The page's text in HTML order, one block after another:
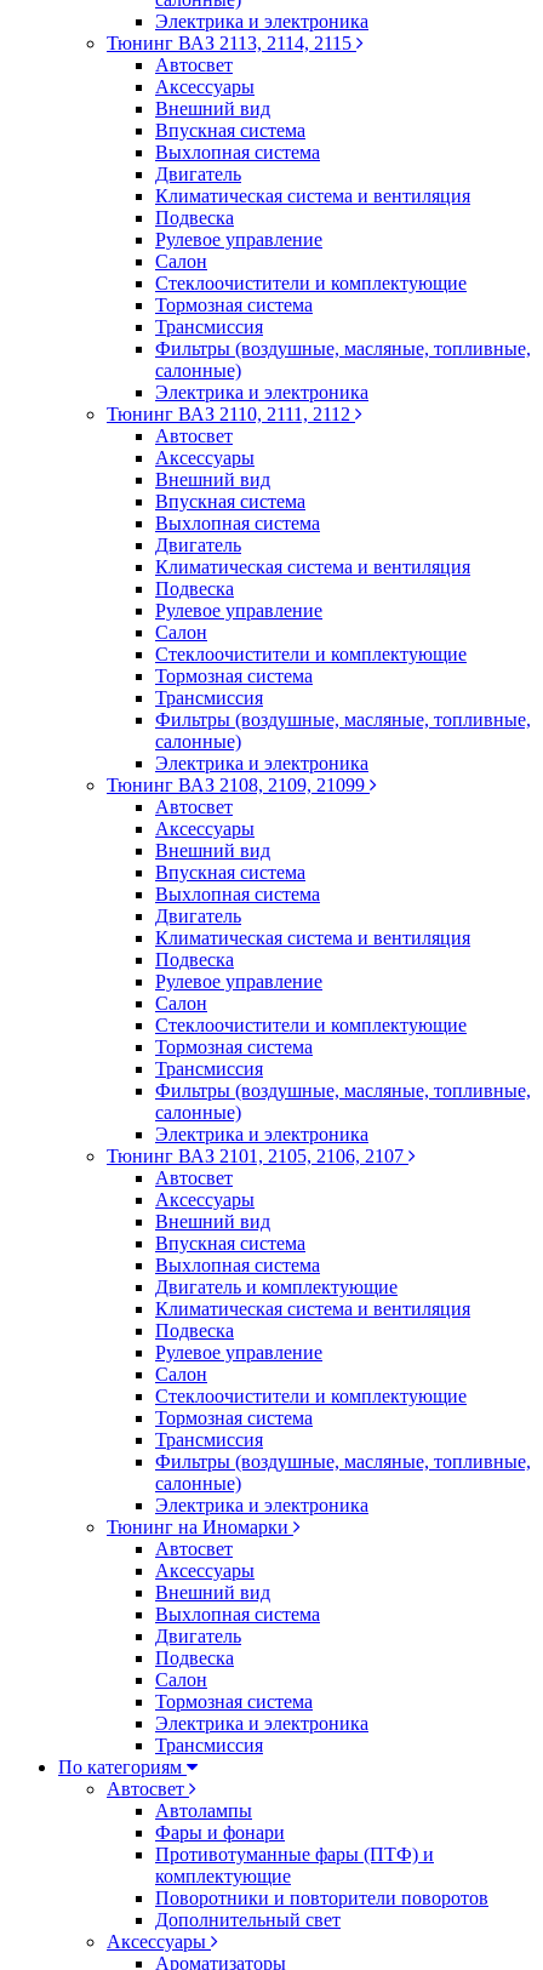
Электрика и электроника
Тюнинг ВАЗ 2113, 2114, 2115
Автосвет
Аксессуары
Внешний вид
Впускная система
Выхлопная система
Двигатель
Климатическая система и вентиляция
Подвеска
Рулевое управление
Салон
Стеклоочистители и комплектующие
Тормозная система
Трансмиссия
Фильтры (воздушные, масляные, топливные,
салонные)
Электрика и электроника
Тюнинг ВАЗ 2110, 2111, 2112
Автосвет
Аксессуары
Внешний вид
Впускная система
Выхлопная система
Двигатель
Климатическая система и вентиляция
Подвеска
Рулевое управление
Салон
Стеклоочистители и комплектующие
Тормозная система
Трансмиссия
Фильтры (воздушные, масляные, топливные,
салонные)
Электрика и электроника
Тюнинг ВАЗ 2108, 2109, 21099
Автосвет
Аксессуары
Внешний вид
Впускная система
Выхлопная система
Двигатель
Климатическая система и вентиляция
Подвеска
Рулевое управление
Салон
Стеклоочистители и комплектующие
Тормозная система
Трансмиссия
Фильтры (воздушные, масляные, топливные,
салонные)
Электрика и электроника
Тюнинг ВАЗ 2101, 2105, 2106, 2107
Автосвет
Аксессуары
Внешний вид
Впускная система
Выхлопная система
Двигатель и комплектующие
Климатическая система и вентиляция
Подвеска
Рулевое управление
Салон
Стеклоочистители и комплектующие
Тормозная система
Трансмиссия
Фильтры (воздушные, масляные, топливные,
салонные)
Электрика и электроника
Тюнинг на Иномарки
Автосвет
Аксессуары
Внешний вид
Выхлопная система
Двигатель
Подвеска
Салон
Тормозная система
Электрика и электроника
Трансмиссия
По категориям
Автосвет
Автолампы
Фары и фонари
Противотуманные фары (ПТФ) и
комплектующие
Поворотники и повторители поворотов
Дополнительный свет
Аксессуары
Ароматизаторы